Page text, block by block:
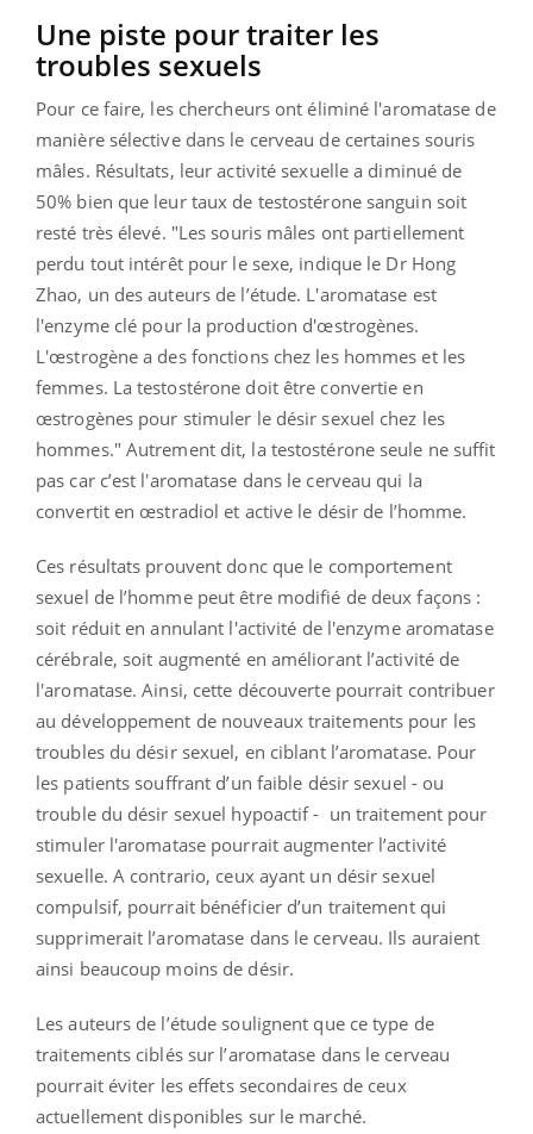
Une piste pour traiter les
troubles sexuels
Pour ce faire, les chercheurs ont éliminé l'aromatase de
manière sélective dans le cerveau de certaines souris
mâles. Résultats, leur activité sexuelle a diminué de
50% bien que leur taux de testostérone sanguin soit
resté très élevé. "Les souris mâles ont partiellement
perdu tout intérêt pour le sexe, indique le Dr Hong
Zhao, un des auteurs de l’étude. L'aromatase est
l'enzyme clé pour la production d'œstrogènes.
L'œstrogène a des fonctions chez les hommes et les
femmes. La testostérone doit être convertie en
œstrogènes pour stimuler le désir sexuel chez les
hommes." Autrement dit, la testostérone seule ne suffit
pas car c’est l'aromatase dans le cerveau qui la
convertit en œstradiol et active le désir de l’homme.
Ces résultats prouvent donc que le comportement
sexuel de l’homme peut être modifié de deux façons :
soit réduit en annulant l'activité de l'enzyme aromatase
cérébrale, soit augmenté en améliorant l’activité de
l'aromatase. Ainsi, cette découverte pourrait contribuer
au développement de nouveaux traitements pour les
troubles du désir sexuel, en ciblant l’aromatase. Pour
les patients souffrant d’un faible désir sexuel - ou
trouble du désir sexuel hypoactif - un traitement pour
stimuler l'aromatase pourrait augmenter l’activité
sexuelle. A contrario, ceux ayant un désir sexuel
compulsif, pourrait bénéficier d’un traitement qui
supprimerait l’aromatase dans le cerveau. Ils auraient
ainsi beaucoup moins de désir.
Les auteurs de l’étude soulignent que ce type de
traitements ciblés sur l’aromatase dans le cerveau
pourrait éviter les effets secondaires de ceux
actuellement disponibles sur le marché.